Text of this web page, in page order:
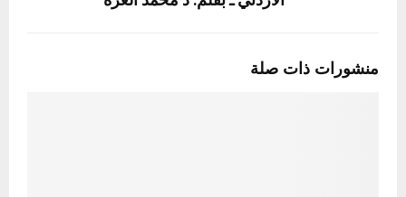
منشورات ذات صلة